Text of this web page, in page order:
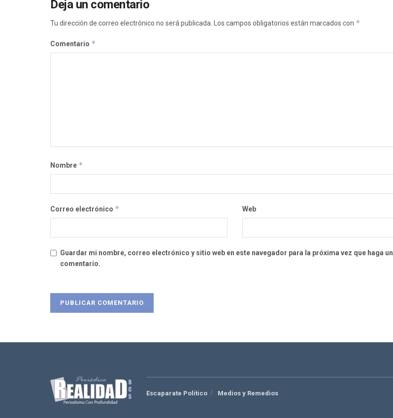
Deja un comentario
Tu dirección de correo electrónico no será publicada. Los campos obligatorios están marcados con *
Comentario *
Nombre *
Correo electrónico * Web
Guardar mi nombre, correo electrónico y sitio web en este navegador para la próxima vez que haga un
comentario.
Escaparate Político Medios y Remedios